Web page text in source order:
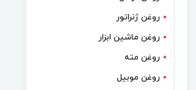
روغن ژنراتور
روغن ماشین ابزار
روغن مته
روغن موبیل